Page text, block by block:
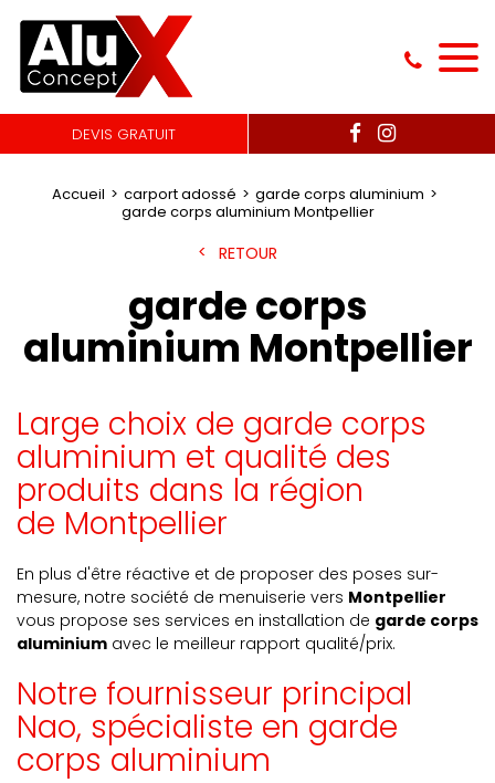
DEVIS GRATUIT
Accueil carport adossé
garde corps aluminium
garde corps aluminium Montpellier
RETOUR
garde corps
aluminium Montpellier
Large choix de garde corps
aluminium et qualité des
produits dans la région
de Montpellier
En plus d'être réactive et de proposer des poses sur-
mesure, notre société de menuiserie vers Montpellier
vous propose ses services en installation de garde corps
aluminium avec le meilleur rapport qualité/prix.
Notre fournisseur principal
Nao, spécialiste en garde
corps aluminium